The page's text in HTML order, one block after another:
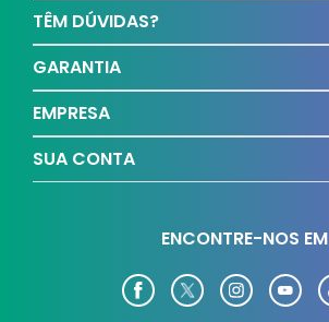
TÊM DÚVIDAS?
GARANTIA
EMPRESA
SUA CONTA
ENCONTRE-NOS EM